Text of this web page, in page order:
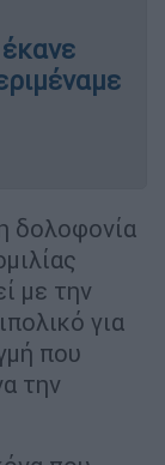
δολοφονία
με την
για
που
την